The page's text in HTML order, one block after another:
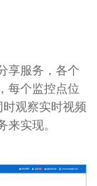
服务，各个
每个监控点位
观察实时视频
实现。